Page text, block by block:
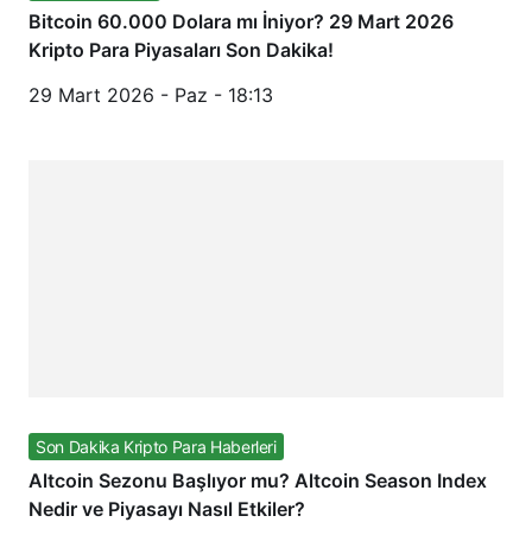
Bitcoin 60.000 Dolara mı İniyor? 29 Mart 2026
Kripto Para Piyasaları Son Dakika!
29 Mart 2026 - Paz - 18:13
Son Dakika Kripto Para Haberleri
Altcoin Sezonu Başlıyor mu? Altcoin Season Index
Nedir ve Piyasayı Nasıl Etkiler?